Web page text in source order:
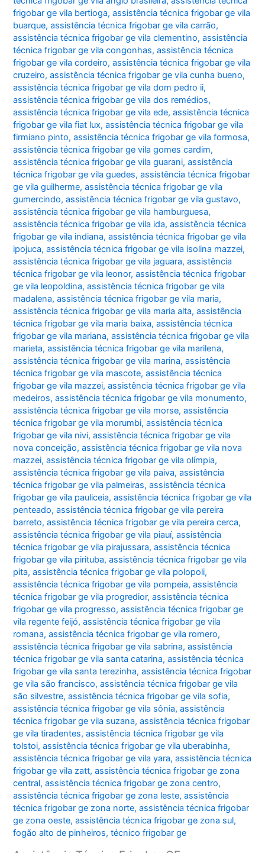
frigobar ge vila bertioga,assistência técnica frigobar ge vila
buarque,assistência técnica frigobar ge vila carrão,
assistência técnica frigobar ge vila clementino,assistência
técnica frigobar ge vila congonhas,assistência técnica
frigobar ge vila cordeiro,assistência técnica frigobar ge vila
cruzeiro,assistência técnica frigobar ge vila cunha bueno,
assistência técnica frigobar ge vila dom pedro ii,
assistência técnica frigobar ge vila dos remédios,
assistência técnica frigobar ge vila ede,assistência técnica
frigobar ge vila fiat lux,assistência técnica frigobar ge vila
firmiano pinto,assistência técnica frigobar ge vila formosa,
assistência técnica frigobar ge vila gomes cardim,
assistência técnica frigobar ge vila guarani,assistência
técnica frigobar ge vila guedes,assistência técnica frigobar
ge vila guilherme,assistência técnica frigobar ge vila
gumercindo,assistência técnica frigobar ge vila gustavo,
assistência técnica frigobar ge vila hamburguesa,
assistência técnica frigobar ge vila ida,assistência técnica
frigobar ge vila indiana,assistência técnica frigobar ge vila
ipojuca,assistência técnica frigobar ge vila isolina mazzei,
assistência técnica frigobar ge vila jaguara,assistência
técnica frigobar ge vila leonor,assistência técnica frigobar
ge vila leopoldina,assistência técnica frigobar ge vila
madalena,assistência técnica frigobar ge vila maria,
assistência técnica frigobar ge vila maria alta,assistência
técnica frigobar ge vila maria baixa,assistência técnica
frigobar ge vila mariana,assistência técnica frigobar ge vila
marieta,assistência técnica frigobar ge vila marilena,
assistência técnica frigobar ge vila marina,assistência
técnica frigobar ge vila mascote,assistência técnica
frigobar ge vila mazzei,assistência técnica frigobar ge vila
medeiros,assistência técnica frigobar ge vila monumento,
assistência técnica frigobar ge vila morse,assistência
técnica frigobar ge vila morumbi,assistência técnica
frigobar ge vila nivi,assistência técnica frigobar ge vila
nova conceição,assistência técnica frigobar ge vila nova
mazzei,assistência técnica frigobar ge vila olímpia,
assistência técnica frigobar ge vila paiva,assistência
técnica frigobar ge vila palmeiras,assistência técnica
frigobar ge vila pauliceia,assistência técnica frigobar ge vila
penteado,assistência técnica frigobar ge vila pereira
barreto,assistência técnica frigobar ge vila pereira cerca,
assistência técnica frigobar ge vila piauí,assistência
técnica frigobar ge vila pirajussara,assistência técnica
frigobar ge vila pirituba,assistência técnica frigobar ge vila
pita,assistência técnica frigobar ge vila polopoli,
assistência técnica frigobar ge vila pompeia,assistência
técnica frigobar ge vila progredior,assistência técnica
frigobar ge vila progresso,assistência técnica frigobar ge
vila regente feijó,assistência técnica frigobar ge vila
romana,assistência técnica frigobar ge vila romero,
assistência técnica frigobar ge vila sabrina,assistência
técnica frigobar ge vila santa catarina,assistência técnica
frigobar ge vila santa terezinha,assistência técnica frigobar
ge vila são francisco,assistência técnica frigobar ge vila
são silvestre,assistência técnica frigobar ge vila sofia,
assistência técnica frigobar ge vila sônia,assistência
técnica frigobar ge vila suzana,assistência técnica frigobar
ge vila tiradentes,assistência técnica frigobar ge vila
tolstoi,assistência técnica frigobar ge vila uberabinha,
assistência técnica frigobar ge vila yara,assistência técnica
frigobar ge vila zatt,assistência técnica frigobar ge zona
central,assistência técnica frigobar ge zona centro,
assistência técnica frigobar ge zona leste,assistência
técnica frigobar ge zona norte,assistência técnica frigobar
ge zona oeste,assistência técnica frigobar ge zona sul,
fogão alto de pinheiros,técnico frigobar ge